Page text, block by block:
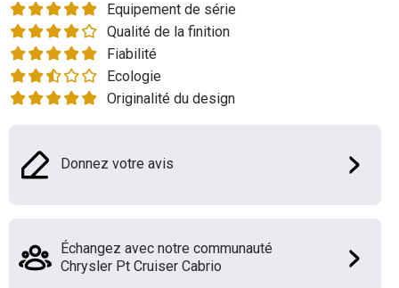
Moto
Marques
Equipement de série
Qualité de la finition
Fiabilité
Ecologie
Originalité du design
Donnez votre avis
Échangez avec notre communauté
Chrysler Pt Cruiser Cabrio